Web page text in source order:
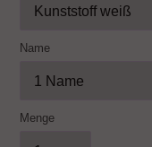
Name
Menge